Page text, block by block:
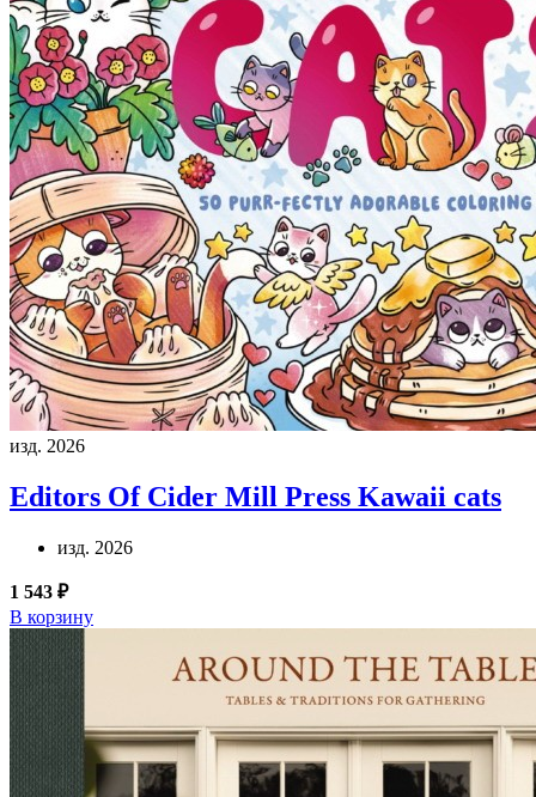
изд. 2026
Editors Of Cider Mill Press Kawaii cats
изд. 2026
1 543 ₽
В корзину